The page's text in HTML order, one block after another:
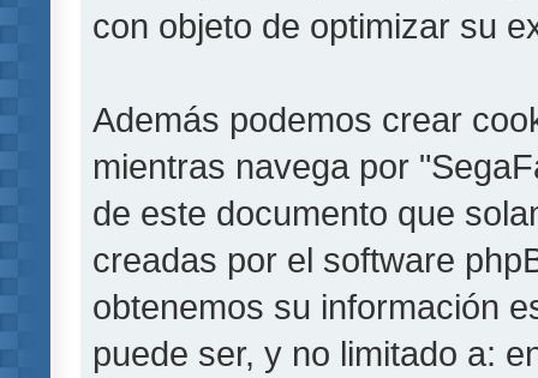
con objeto de optimizar su
Además podemos crear
mientras navega por
de este documento que
creadas por el software
obtenemos su información
puede ser, y no limitado a: